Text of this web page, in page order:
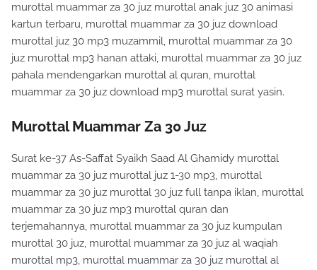
murottal muammar za 30 juz murottal anak juz 30 animasi
kartun terbaru, murottal muammar za 30 juz download
murottal juz 30 mp3 muzammil, murottal muammar za 30
juz murottal mp3 hanan attaki, murottal muammar za 30 juz
pahala mendengarkan murottal al quran, murottal
muammar za 30 juz download mp3 murottal surat yasin.
Murottal Muammar Za 30 Juz
Surat ke-37 As-Saffat Syaikh Saad Al Ghamidy murottal
muammar za 30 juz murottal juz 1-30 mp3, murottal
muammar za 30 juz murottal 30 juz full tanpa iklan, murottal
muammar za 30 juz mp3 murottal quran dan
terjemahannya, murottal muammar za 30 juz kumpulan
murottal 30 juz, murottal muammar za 30 juz al waqiah
murottal mp3, murottal muammar za 30 juz murottal al